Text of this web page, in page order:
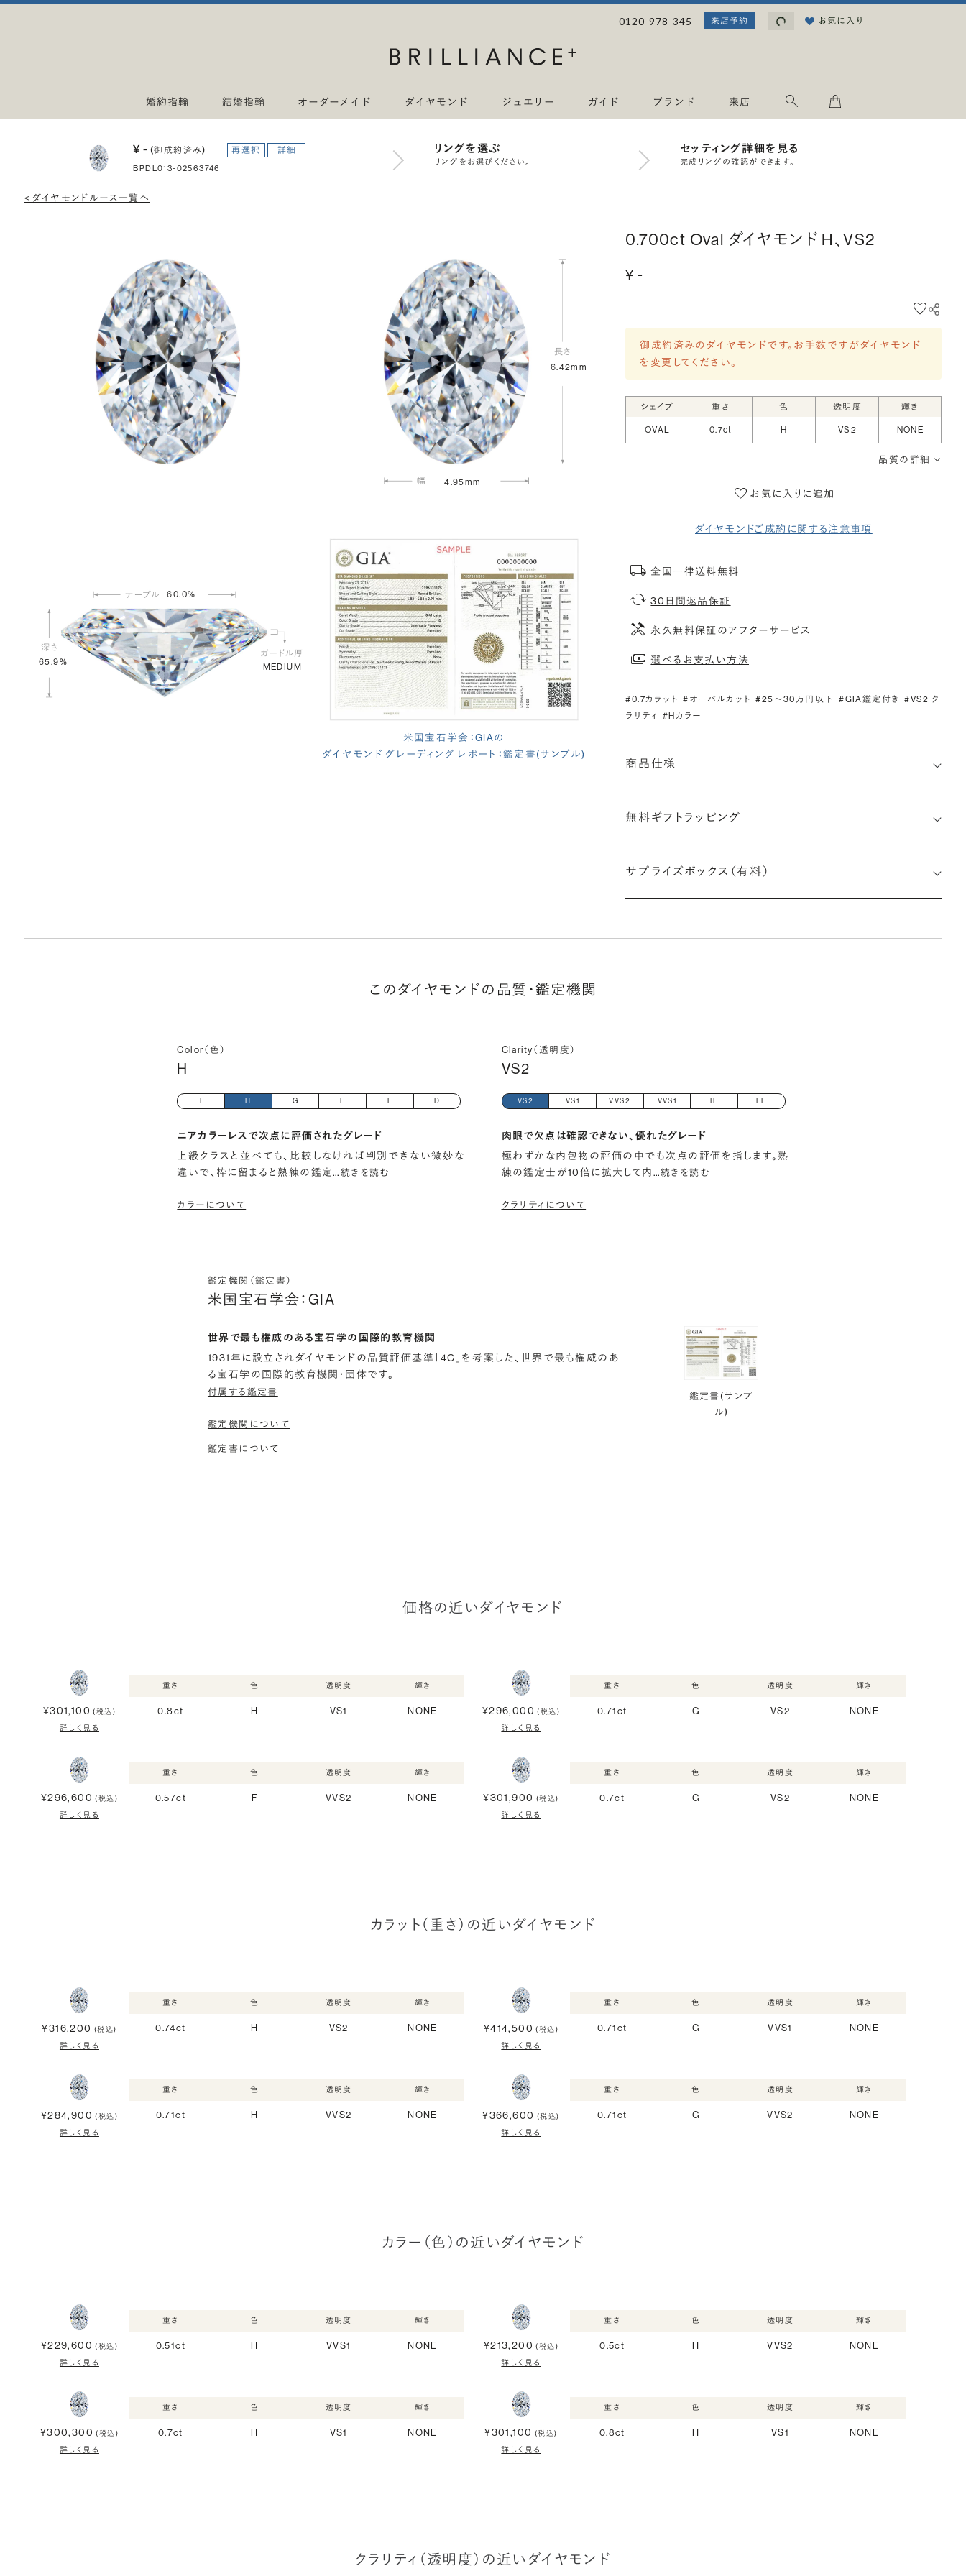
0120-978-345 来店予約 読み込み中...お気に入り
婚約指輪 結婚指輪 オーダーメイド ダイヤモンド ジュエリー ガイド ブランド 来店
¥ -(御成約済み) 再選択 詳細
BPDL013-02563746
リングを選ぶ
リングをお選びください。
セッティング詳細を見る
完成リングの確認ができます。
< ダイヤモンドルース一覧へ
6.42mm
4.95mm
65.9%
60.0%
MEDIUM
米国宝石学会：GIAの
ダイヤモンド グレーディング レポート：鑑定書(サンプル)
0.700ct Oval ダイヤモンド H、VS2
¥ -
御成約済みのダイヤモンドです。お手数ですがダイヤモンド
を変更してください。
シェイプ 重さ 色 透明度 輝き
OVAL 0.7ct H VS2 NONE
品質の詳細
お気に入りに追加
ダイヤモンドご成約に関する注意事項
全国一律送料無料
30日間返品保証
永久無料保証のアフターサービス
選べるお支払い方法
#0.7カラット #オーバルカット #25〜30万円以下 #GIA鑑定付き
#VS2 ク
ラリティ
#Hカラー
商品仕様
(長さx幅×深さ)
無料ギフトラッピング
サプライズボックス（有料）
このダイヤモンドの品質・鑑定機関
Color（色）
H
H G F E D
ニアカラーレスで次点に評価されたグレード
上級クラスと並べても、比較しなければ判別できない微妙な
違いで、枠に留まると熟練の鑑定… 続きを読む
カラーについて
Clarity（透明度）
VS2
VS2 VS1 VVS2 VVS1 IF FL
肉眼で欠点は確認できない、優れたグレード
極わずかな内包物の評価の中でも次点の評価を指します。熟
練の鑑定士が10倍に拡大して内…続きを読む
クラリティについて
鑑定機関（鑑定書）
米国宝石学会：GIA
世界で最も権威のある宝石学の国際的教育機関
1931年に設立されダイヤモンドの品質評価基準「4C」を考案した、世界で最も権威のあ
る宝石学の国際的教育機関・団体です。
付属する鑑定書
鑑定機関について
鑑定書について
鑑定書(サンプ
ル)
価格の近いダイヤモンド
¥301,100 (税込)
詳しく見る
重さ
0.8ct
色
H
透明度
VS1
輝き
NONE ¥296,000 (税込)
詳しく見る
重さ
0.71ct
色
G
透明度
VS2
輝き
NONE
¥296,600 (税込)
詳しく見る
重さ
0.57ct
色
F
透明度
VVS2
輝き
NONE ¥301,900 (税込)
詳しく見る
重さ
0.7ct
色
G
透明度
VS2
輝き
NONE
カラット（重さ）の近いダイヤモンド
¥316,200 (税込)
詳しく見る
重さ
0.74ct
色
H
透明度
VS2
輝き
NONE ¥414,500 (税込)
詳しく見る
重さ
0.71ct
色
G
透明度
VVS1
輝き
NONE
¥284,900 (税込)
詳しく見る
重さ
0.71ct
色
H
透明度
VVS2
輝き
NONE ¥366,600 (税込)
詳しく見る
重さ
0.71ct
色
G
透明度
VVS2
輝き
NONE
カラー（色）の近いダイヤモンド
¥229,600 (税込)
詳しく見る
重さ
0.51ct
色
H
透明度
VVS1
輝き
NONE ¥213,200 (税込)
詳しく見る
重さ
0.5ct
色
H
透明度
VVS2
輝き
NONE
¥300,300 (税込)
詳しく見る
重さ
0.7ct
色
H
透明度
VS1
輝き
NONE ¥301,100 (税込)
詳しく見る
重さ
0.8ct
色
H
透明度
VS1
輝き
NONE
クラリティ（透明度）の近いダイヤモンド